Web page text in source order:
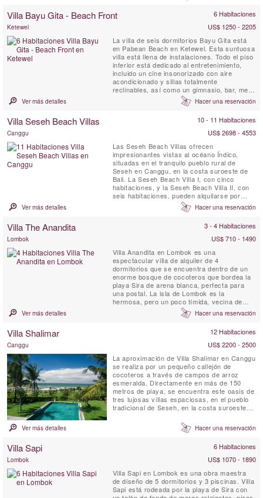
Villa Bayu Gita - Beach Front 6 Habitaciones
Ketewel
US$ 1250 - 2205
La villa de seis dormitorios Bayu Gita está
en Pabean Beach en Ketewel. Esta suntuosa
villa está llena de instalaciones. Todo el piso
inferior está dedicado al entretenimiento,
incluido un cine insonorizado con aire
acondicionado y sillas totalmente
reclinables, así como un gimnasio, bar, mesa
de billar, tablero de dardos y área de
descanso. aire. Descaradamente en su
con las dos enormes suites principales con
Ver más detalles Hacer una reservación
Villa Seseh Beach Villas 10 - 11 Habitaciones
Canggu
US$ 2698 - 4553
Las Seseh Beach Villas ofrecen
impresionantes vistas al océano Índico,
situadas en el tranquilo pueblo rural de
Seseh en Canggu, en la costa suroeste de
Bali. La Seseh Beach Villa I, con cinco
habitaciones, y la Seseh Beach Villa II, con
seis habitaciones, pueden alquilarse por
separado o juntas, proporcionando un total
de once habitaciones con capacidad para
profesionalmente para ofrecerle un servicio
Ver más detalles Hacer una reservación
Villa The Anandita 3 - 4 Habitaciones
Lombok
US$ 710 - 1490
Villa Anandita en Lombok es una
espectacular villa de alquiler de 4
dormitorios que se encuentra dentro de un
enorme bosque de cocoteros que bordea la
playa Sira de arena blanca, perfecta para
una postal. La isla de Lombok es la
hermosa, pero un poco tímida, vecina de
Bali. Con hectáreas de espacio y cuatro
encantadores pabellones de dormitorios,
de amigos que buscan unas vacaciones
para alejarse de todo en una hermosa
Ver más detalles Hacer una reservación
Villa Shalimar 12 Habitaciones
Canggu
US$ 2200 - 2500
La aproximación de Villa Shalimar en Canggu
se realiza por un pequeño callejón de
cocoteros a través de campos de arroz
esmeralda. Directamente en más de 150
metros de playa, se encuentra este oasis de
tres lujosas villas espaciosas, en el pueblo
tradicional de Seseh, en la costa suroeste
arquitectura tropical contemporánea, la vida
al aire libre y la abundancia de luz. Una
Ver más detalles Hacer una reservación
Villa Sapi 6 Habitaciones
Lombok
US$ 1070 - 1890
Villa Sapi en Lombok es una obra maestra
de diseño de 5 dormitorios y 3 piscinas. Villa
Sapi está rodeada por la playa de Sira con